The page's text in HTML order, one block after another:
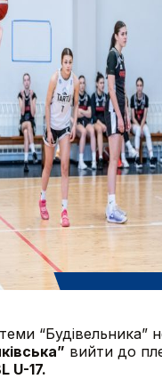
“Будівельника”
вийти до
U-17.